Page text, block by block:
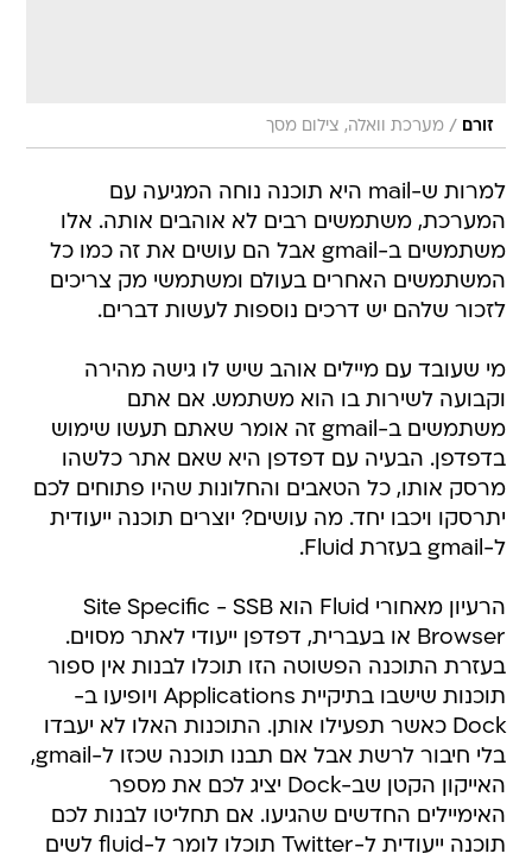
זורם / מערכת וואלה, צילום מסך
למרות ש-mail היא תוכנה נוחה המגיעה עם
המערכת, משתמשים רבים לא אוהבים אותה. אלו
משתמשים ב-gmail אבל הם עושים את זה כמו כל
המשתמשים האחרים בעולם ומשתמשי מק צריכים
לזכור שלהם יש דרכים נוספות לעשות דברים.
מי שעובד עם מיילים אוהב שיש לו גישה מהירה
וקבועה לשירות בו הוא משתמש. אם אתם
משתמשים ב-gmail זה אומר שאתם תעשו שימוש
בדפדפן. הבעיה עם דפדפן היא שאם אתר כלשהו
מרסק אותו, כל הטאבים והחלונות שהיו פתוחים לכם
יתרסקו ויכבו יחד. מה עושים? יוצרים תוכנה ייעודית
ל-gmail בעזרת Fluid.
הרעיון מאחורי Fluid הוא SSB‎‎‏ - Site Specific
Browser או בעברית, דפדפן ייעודי לאתר מסוים.
בעזרת התוכנה הפשוטה הזו תוכלו לבנות אין ספור
תוכנות שישבו בתיקיית Applications ויופיעו ב-
Dock כאשר תפעילו אותן. התוכנות האלו לא יעבדו
בלי חיבור לרשת אבל אם תבנו תוכנה שכזו ל-gmail,
האייקון הקטן שב-Dock יציג לכם את מספר
האימיילים החדשים שהגיעו. אם תחליטו לבנות לכם
תוכנה ייעודית ל-Twitter תוכלו לומר ל-fluid לשים